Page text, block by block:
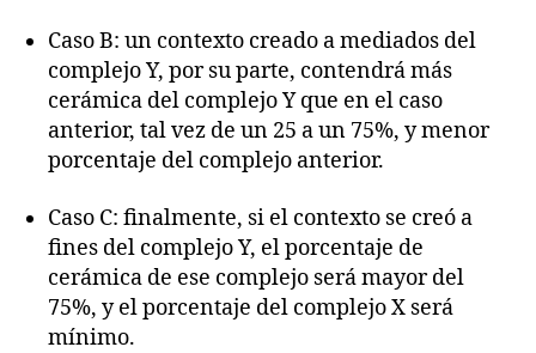
Caso B: un contexto creado a mediados del
complejo Y, por su parte, contendrá más
cerámica del complejo Y que en el caso
anterior, tal vez de un 25 a un 75%, y menor
porcentaje del complejo anterior.
Caso C: finalmente, si el contexto se creó a
fines del complejo Y, el porcentaje de
cerámica de ese complejo será mayor del
75%, y el porcentaje del complejo X será
mínimo.